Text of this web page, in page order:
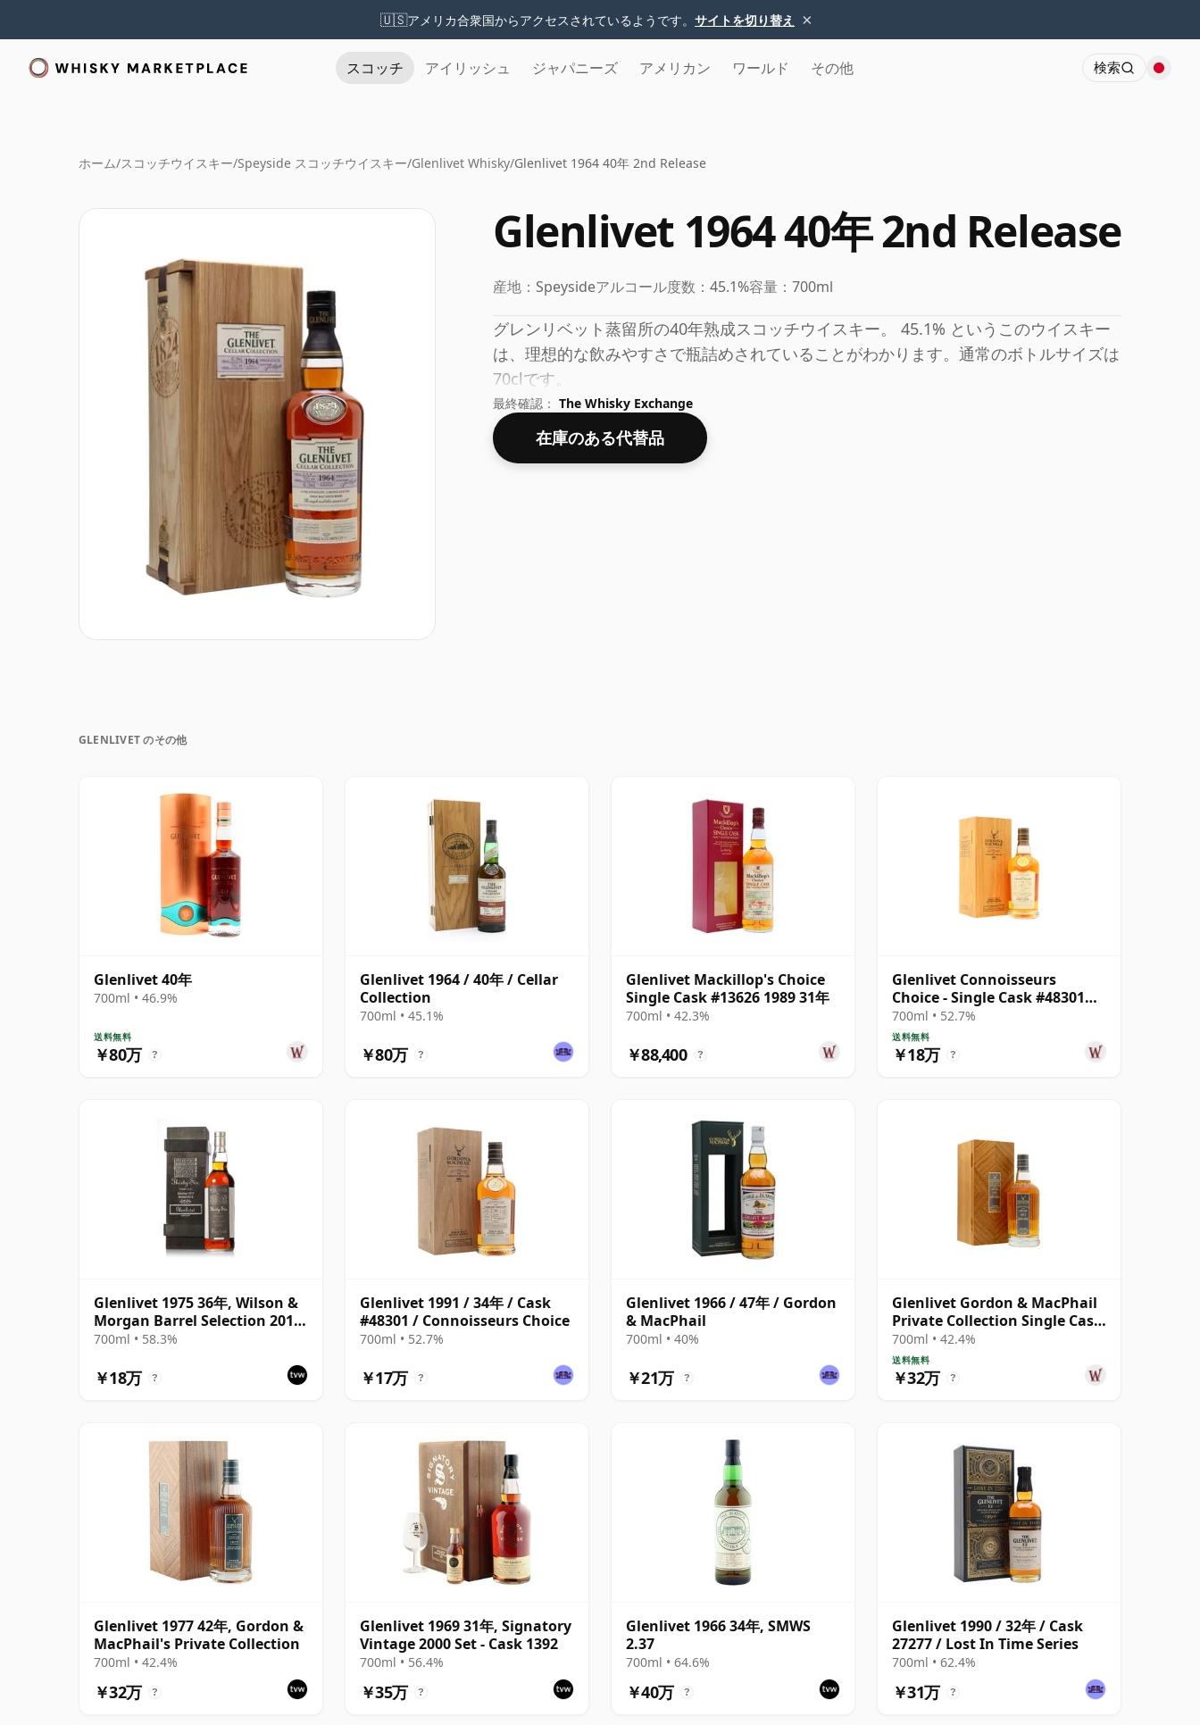
🇺🇸アメリカ合衆国からアクセスされているようです。 サイトを切り替え ×
スコッチ アイリッシュ ジャパニーズ アメリカン ワールド その他 検索
ホーム/スコッチウイスキー/Speyside スコッチウイスキー/Glenlivet Whisky/Glenlivet 1964 40年 2nd Release
Glenlivet 1964 40年 2nd Release
産地： Speysideアルコール度数： 45.1%容量： 700ml
グレンリベット蒸留所の40年熟成スコッチウイスキー。 45.1% というこのウイスキー
は、理想的な飲みやすさで瓶詰めされていることがわかります。通常のボトルサイズは
70clです。
最終確認： The Whisky Exchange
在庫のある代替品
GLENLIVET のその他
Glenlivet 40年
700ml • 46.9%
送料無料
￥80万 ?
Glenlivet 1964 / 40年 / Cellar
Collection
700ml • 45.1%
￥80万 ?
Glenlivet Mackillop's Choice
Single Cask #13626 1989 31年
700ml • 42.3%
￥88,400 ?
Glenlivet Connoisseurs
Choice - Single Cask #48301
1991 34年
700ml • 52.7%
送料無料
￥18万 ?
Glenlivet 1975 36年, Wilson &
Morgan Barrel Selection 2012
Bottling with Wooden Box
700ml • 58.3%
￥18万 ?
Glenlivet 1991 / 34年 / Cask
#48301 / Connoisseurs Choice
700ml • 52.7%
￥17万 ?
Glenlivet 1966 / 47年 / Gordon
& MacPhail
700ml • 40%
￥21万 ?
Glenlivet Gordon & MacPhail
Private Collection Single Cask
# 1977 33年
700ml • 42.4%
送料無料
￥32万 ?
Glenlivet 1977 42年, Gordon &
MacPhail's Private Collection
700ml • 42.4%
￥32万 ?
Glenlivet 1969 31年, Signatory
Vintage 2000 Set - Cask 1392
700ml • 56.4%
￥35万 ?
Glenlivet 1966 34年, SMWS
2.37
700ml • 64.6%
￥40万 ?
Glenlivet 1990 / 32年 / Cask
27277 / Lost In Time Series
700ml • 62.4%
￥31万 ?